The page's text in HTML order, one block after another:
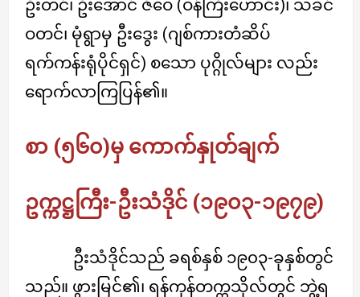
ဦးတင်၊ ဦးအောင် ဇံဝေ (ဝန်ကြီးဟောင်း)၊ သခင်
ဝတင်၊ မုံရွာမှ ဦးဒွေး (ဂျစ်ကားတံဆိပ်
ရက်ကန်းရုံပိုင်ရှင်) စသော ပုဂ္ဂိုလ်များ လည်း
ရောက်လာကြပြန်၏။
စာ (၅၆၀)မှ ကောက်နှုတ်ချက်
ဥက္ကဋ္ဌကြီး-ဦးသံဒိုင် (၁၉၀၃-၁၉၇၉)
ဦးသံဒိုင်သည် ခရစ်နှစ် ၁၉၀၃-ခုနှစ်တွင်
သည်။ ဖွားမြင်၏၊ ရန်ကုန်တက္ကသိုလ်တွင် ဘွဲ့ရ